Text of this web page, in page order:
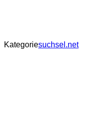
Kategoriesuchsel.net